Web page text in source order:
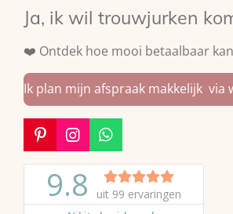
Ja, ik wil trouwjurken
❤️ Ontdek hoe mooi betaalbaar
Ik plan mijn afspraak makkelijk via
P
i
n
e
I
n
s
t
a
W
h
a
t
s